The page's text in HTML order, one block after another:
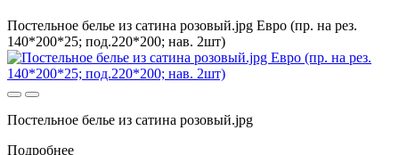
Постельное белье из сатина розовый.jpg Евро (пр. на рез.
140*200*25; под.220*200; нав. 2шт)
Постельное белье из сатина розовый.jpg
Подробнее